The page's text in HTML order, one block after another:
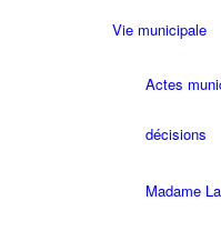
Vie municipale
Actes
décisions
Madame